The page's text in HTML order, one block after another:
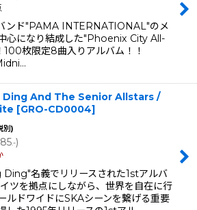
ンド"PAMA INTERNATIONAL"のメ
心になり結成した"Phoenix City All-
枚限定8曲入りアルバム！！
Ding And The Senior Allstars /
[GRO-CD0004]
別)
.-)
名義でリリースされた1stアルバ
ツを拠点にしながら、世界を自在に行
ルドワイドにSKAシーンを繋げる重要